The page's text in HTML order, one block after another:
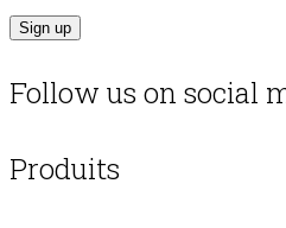
Follow us on social
Produits